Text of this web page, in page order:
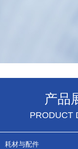
产品
PRODUCT
耗材与配件